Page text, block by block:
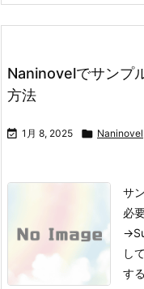
Naninovelでサンプ
方法
 1月 8, 2025  Naninovel
サ
必
し
す